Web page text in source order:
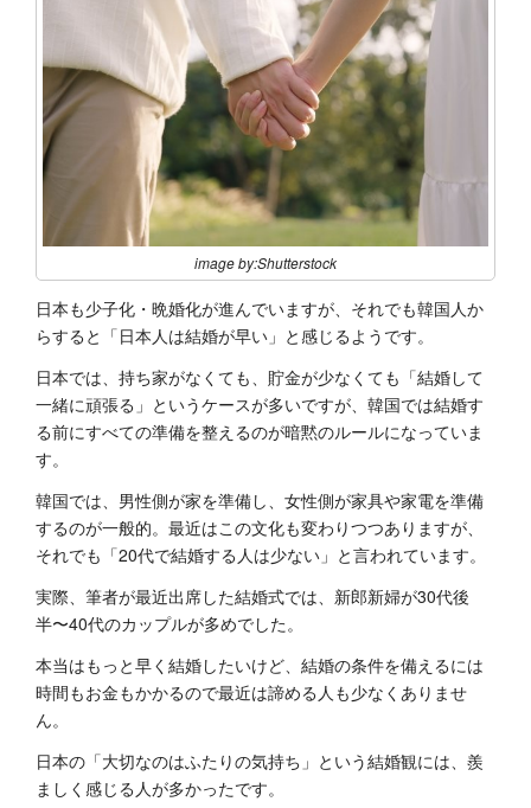
image by:Shutterstock
日本も少子化・晩婚化が進んでいますが、それでも韓国人か
らすると「日本人は結婚が早い」と感じるようです。‬
‭日本では、持ち家がなくても、貯金が少なくても「結婚して
一緒に頑張る」というケースが多いですが、韓国では‬‭結婚す
る前にすべての準備を整えるのが暗黙のルールになっていま
す。
韓国では、男性側が家を準備し、女性側が‬‭家具や家電を準備
するのが一般的。最近はこの文化も変わりつつありますが、
それでも「20代で結婚する人は少な‬‭い」と言われています。
実際、筆者が最近出席した結婚式では、新郎新婦が30代後
半〜40代のカップルが多めでした。
本当はもっと早く結婚したいけど、結婚の条件を備えるには
時間もお金もかかるので最近は諦める人も少なくありませ
ん。
日本の「大切なのはふたりの気持ち」という結婚観には、羨
ましく感じる人が多かったです。‬